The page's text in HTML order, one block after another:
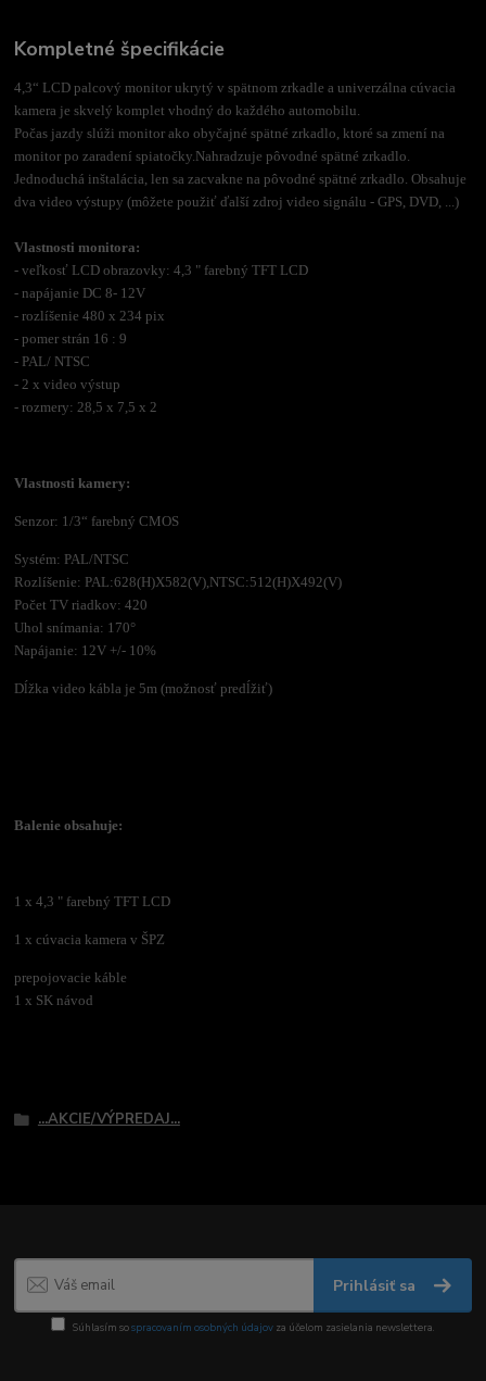
Kompletné špecifikácie
4,3“ LCD palcový monitor ukrytý v spätnom zrkadle a univerzálna cúvacia
kamera je skvelý komplet vhodný do každého automobilu.
Počas jazdy slúži monitor ako obyčajné spätné zrkadlo, ktoré sa zmení na
monitor po zaradení spiatočky.Nahradzuje pôvodné spätné zrkadlo.
Jednoduchá inštalácia, len sa zacvakne na pôvodné spätné zrkadlo. Obsahuje
dva video výstupy (môžete použiť ďalší zdroj video signálu - GPS, DVD, ...)
Vlastnosti monitora:
- veľkosť LCD obrazovky: 4,3 " farebný TFT LCD
- napájanie DC 8- 12V
- rozlíšenie 480 x 234 pix
- pomer strán 16 : 9
- PAL/ NTSC
- 2 x video výstup
- rozmery: 28,5 x 7,5 x 2
Vlastnosti kamery:
Senzor: 1/3“ farebný CMOS
Systém: PAL/NTSC
Rozlíšenie: PAL:628(H)X582(V),NTSC:512(H)X492(V)
Počet TV riadkov: 420
Uhol snímania: 170°
Napájanie: 12V +/- 10%
Dĺžka video kábla je 5m (možnosť predĺžiť)
Balenie obsahuje:
1 x 4,3 " farebný TFT LCD
1 x cúvacia kamera v ŠPZ
prepojovacie káble
1 x SK návod
...AKCIE/VÝPREDAJ...
Prihlásiť sa
Súhlasím sospracovaním osobných údajov za účelom zasielania newslettera.